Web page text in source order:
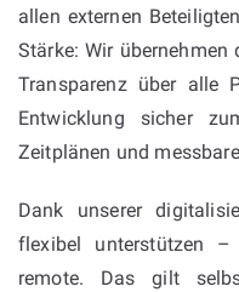
allen externen
Stärke: Wir
Transparenz über alle
Entwicklung sicher
Zeitplänen und
Dank unserer
flexibel unterstützen
remote. Das gilt